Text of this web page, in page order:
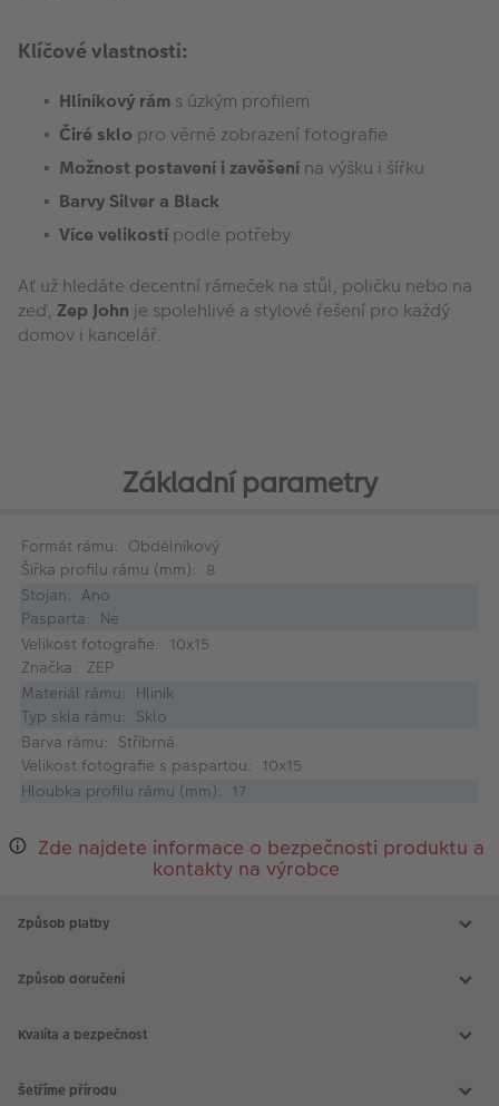
Klíčové vlastnosti:
Hliníkový rám s úzkým profilem
Čiré sklo pro věrné zobrazení fotografie
Možnost postavení i zavěšení na výšku i šířku
Barvy Silver a Black
Více velikostí podle potřeby
Ať už hledáte decentní rámeček na stůl, poličku nebo na
zeď, Zep John je spolehlivé a stylové řešení pro každý
domov i kancelář.
Základní parametry
Formát rámu: Obdélníkový
Šířka profilu rámu (mm): 8
Stojan: Ano
Pasparta: Ne
Velikost fotografie: 10x15
Značka: ZEP
Materiál rámu: Hliník
Typ skla rámu: Sklo
Barva rámu: Stříbrná
Velikost fotografie s paspartou: 10x15
Hloubka profilu rámu (mm): 17
Zde najdete informace o bezpečnosti produktu a
kontakty na výrobce
Způsob platby
Způsob doručení
Kvalita a bezpečnost
Šetříme přírodu